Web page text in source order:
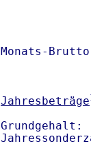
Jahresbeträge